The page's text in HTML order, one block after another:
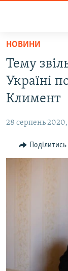
Перейти
основного
матеріалу
Перейти
до
основної
навігації
Перейти
до
ВОДА.КРИМ
ВІДЕО ТА ФОТО
БЛОГИ
ПОГЛЯД
ВІДЕОУРОКИ
СВІДЧЕННЯ
ЯК ОБІЙТИ
Qırımtatar
НОВИНИ
Тему
Україні
Климент
28 серпень 2020,
Поділитись